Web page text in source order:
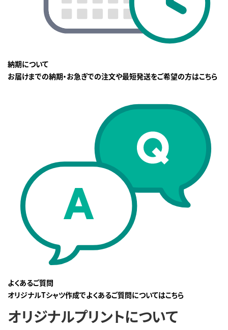
納期について
お届けまでの納期・お急ぎでの注文や最短発送をご希望の方はこちら
よくあるご質問
オリジナルTシャツ作成でよくあるご質問についてはこちら
オリジナルプリントについて